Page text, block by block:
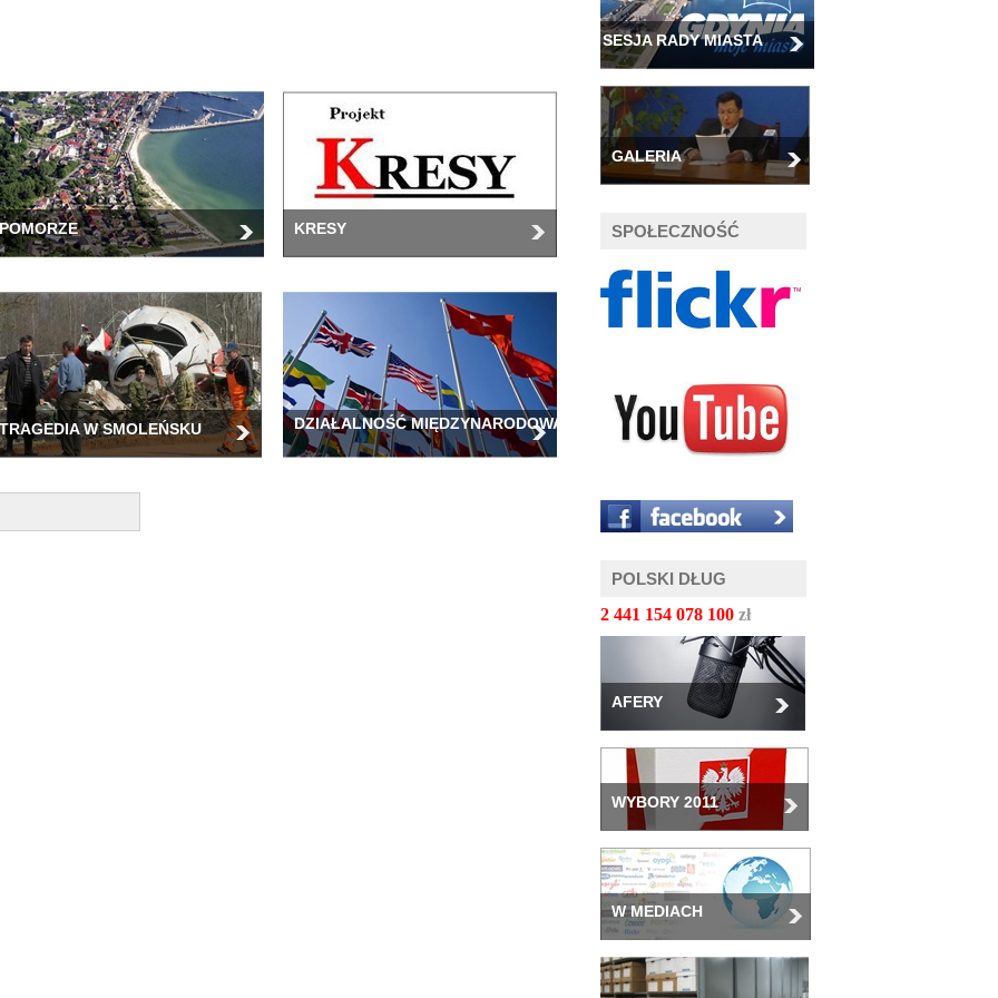
POMORZE KRESY
TRAGEDIA W SMOLEŃSKU DZIAŁALNOŚĆ MIĘDZYNARODOWA
SESJA RADY MIASTA
GALERIA
SPOŁECZNOŚĆ
POLSKI DŁUG
2 441 154 080 143 zł
AFERY
WYBORY 2011
W MEDIACH